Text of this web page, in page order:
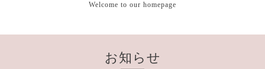
Welcome to our homepage
お知らせ